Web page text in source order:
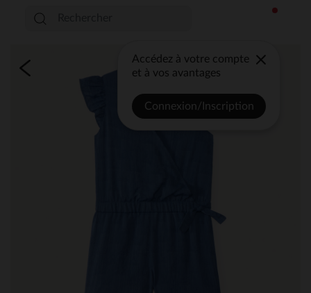
Accédez à votre compte
et à vos avantages
Connexion/Inscription